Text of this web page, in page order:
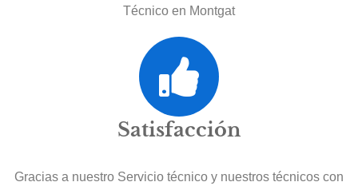
Técnico en Montgat
Satisfacción
Gracias a nuestro Servicio técnico y nuestros técnicos con